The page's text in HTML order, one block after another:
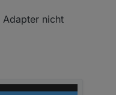
Adapter nicht